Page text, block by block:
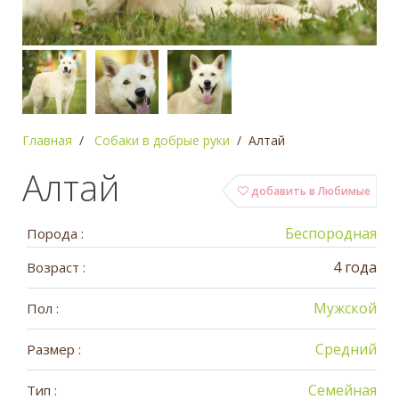
Главная Собаки в добрые руки Алтай
добавить в Любимые
Алтай
Порода : Беспородная
Возраст : 4 года
Пол : Мужской
Размер : Средний
Тип : Семейная